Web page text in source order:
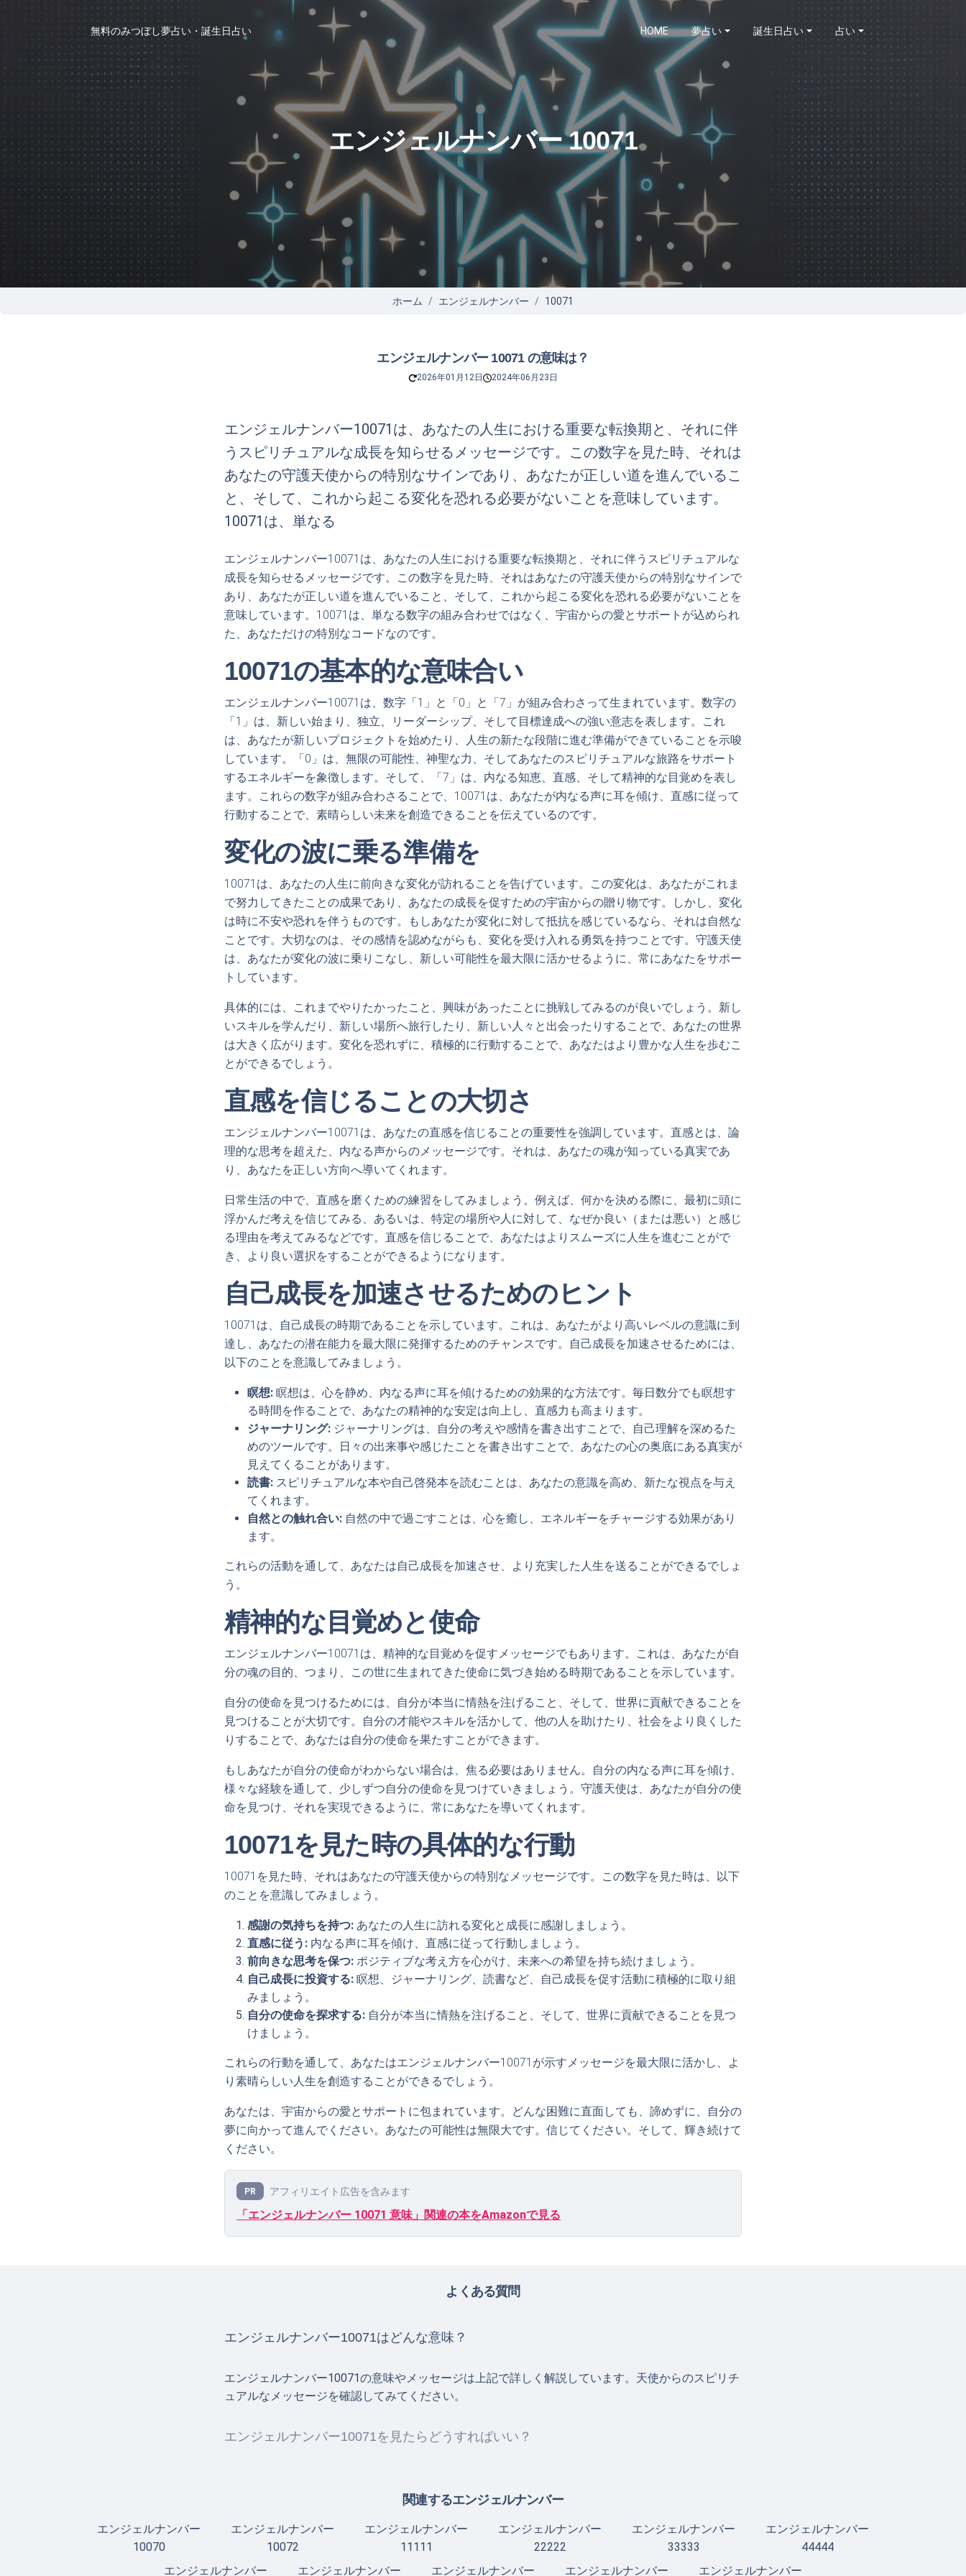
無料のみつぼし夢占い・誕生日占い HOME 夢占い 誕生日占い 占い
エンジェルナンバー 10071
ホーム エンジェルナンバー 10071
エンジェルナンバー 10071 の意味は？
2026年01月12日 2024年06月23日
エンジェルナンバー10071は、あなたの人生における重要な転換期と、それに伴
うスピリチュアルな成長を知らせるメッセージです。この数字を見た時、それは
あなたの守護天使からの特別なサインであり、あなたが正しい道を進んでいるこ
と、そして、これから起こる変化を恐れる必要がないことを意味しています。
10071は、単なる
エンジェルナンバー10071は、あなたの人生における重要な転換期と、それに伴うスピリチュアルな
成長を知らせるメッセージです。この数字を見た時、それはあなたの守護天使からの特別なサインで
あり、あなたが正しい道を進んでいること、そして、これから起こる変化を恐れる必要がないことを
意味しています。10071は、単なる数字の組み合わせではなく、宇宙からの愛とサポートが込められ
た、あなただけの特別なコードなのです。
10071の基本的な意味合い
エンジェルナンバー10071は、数字「1」と「0」と「7」が組み合わさって生まれています。数字の
「1」は、新しい始まり、独立、リーダーシップ、そして目標達成への強い意志を表します。これ
は、あなたが新しいプロジェクトを始めたり、人生の新たな段階に進む準備ができていることを示唆
しています。「0」は、無限の可能性、神聖な力、そしてあなたのスピリチュアルな旅路をサポート
するエネルギーを象徴します。そして、「7」は、内なる知恵、直感、そして精神的な目覚めを表し
ます。これらの数字が組み合わさることで、10071は、あなたが内なる声に耳を傾け、直感に従って
行動することで、素晴らしい未来を創造できることを伝えているのです。
変化の波に乗る準備を
10071は、あなたの人生に前向きな変化が訪れることを告げています。この変化は、あなたがこれま
で努力してきたことの成果であり、あなたの成長を促すための宇宙からの贈り物です。しかし、変化
は時に不安や恐れを伴うものです。もしあなたが変化に対して抵抗を感じているなら、それは自然な
ことです。大切なのは、その感情を認めながらも、変化を受け入れる勇気を持つことです。守護天使
は、あなたが変化の波に乗りこなし、新しい可能性を最大限に活かせるように、常にあなたをサポー
トしています。
具体的には、これまでやりたかったこと、興味があったことに挑戦してみるのが良いでしょう。新し
いスキルを学んだり、新しい場所へ旅行したり、新しい人々と出会ったりすることで、あなたの世界
は大きく広がります。変化を恐れずに、積極的に行動することで、あなたはより豊かな人生を歩むこ
とができるでしょう。
直感を信じることの大切さ
エンジェルナンバー10071は、あなたの直感を信じることの重要性を強調しています。直感とは、論
理的な思考を超えた、内なる声からのメッセージです。それは、あなたの魂が知っている真実であ
り、あなたを正しい方向へ導いてくれます。
日常生活の中で、直感を磨くための練習をしてみましょう。例えば、何かを決める際に、最初に頭に
浮かんだ考えを信じてみる、あるいは、特定の場所や人に対して、なぜか良い（または悪い）と感じ
る理由を考えてみるなどです。直感を信じることで、あなたはよりスムーズに人生を進むことがで
き、より良い選択をすることができるようになります。
自己成長を加速させるためのヒント
10071は、自己成長の時期であることを示しています。これは、あなたがより高いレベルの意識に到
達し、あなたの潜在能力を最大限に発揮するためのチャンスです。自己成長を加速させるためには、
以下のことを意識してみましょう。
瞑想: 瞑想は、心を静め、内なる声に耳を傾けるための効果的な方法です。毎日数分でも瞑想す
る時間を作ることで、あなたの精神的な安定は向上し、直感力も高まります。
ジャーナリング: ジャーナリングは、自分の考えや感情を書き出すことで、自己理解を深めるた
めのツールです。日々の出来事や感じたことを書き出すことで、あなたの心の奥底にある真実が
見えてくることがあります。
読書: スピリチュアルな本や自己啓発本を読むことは、あなたの意識を高め、新たな視点を与え
てくれます。
自然との触れ合い: 自然の中で過ごすことは、心を癒し、エネルギーをチャージする効果があり
ます。
これらの活動を通して、あなたは自己成長を加速させ、より充実した人生を送ることができるでしょ
う。
精神的な目覚めと使命
エンジェルナンバー10071は、精神的な目覚めを促すメッセージでもあります。これは、あなたが自
分の魂の目的、つまり、この世に生まれてきた使命に気づき始める時期であることを示しています。
自分の使命を見つけるためには、自分が本当に情熱を注げること、そして、世界に貢献できることを
見つけることが大切です。自分の才能やスキルを活かして、他の人を助けたり、社会をより良くした
りすることで、あなたは自分の使命を果たすことができます。
もしあなたが自分の使命がわからない場合は、焦る必要はありません。自分の内なる声に耳を傾け、
様々な経験を通して、少しずつ自分の使命を見つけていきましょう。守護天使は、あなたが自分の使
命を見つけ、それを実現できるように、常にあなたを導いてくれます。
10071を見た時の具体的な行動
10071を見た時、それはあなたの守護天使からの特別なメッセージです。この数字を見た時は、以下
のことを意識してみましょう。
感謝の気持ちを持つ: あなたの人生に訪れる変化と成長に感謝しましょう。
直感に従う: 内なる声に耳を傾け、直感に従って行動しましょう。
前向きな思考を保つ: ポジティブな考え方を心がけ、未来への希望を持ち続けましょう。
自己成長に投資する: 瞑想、ジャーナリング、読書など、自己成長を促す活動に積極的に取り組
みましょう。
自分の使命を探求する: 自分が本当に情熱を注げること、そして、世界に貢献できることを見つ
けましょう。
これらの行動を通して、あなたはエンジェルナンバー10071が示すメッセージを最大限に活かし、よ
り素晴らしい人生を創造することができるでしょう。
あなたは、宇宙からの愛とサポートに包まれています。どんな困難に直面しても、諦めずに、自分の
夢に向かって進んでください。あなたの可能性は無限大です。信じてください。そして、輝き続けて
ください。
PR アフィリエイト広告を含みます
「エンジェルナンバー 10071 意味」関連の本をAmazonで見る
よくある質問
エンジェルナンバー10071はどんな意味？
エンジェルナンバー10071の意味やメッセージは上記で詳しく解説しています。天使からのスピリチ
ュアルなメッセージを確認してみてください。
エンジェルナンバー10071を見たらどうすればいい？
関連するエンジェルナンバー
エンジェルナンバー
10070
エンジェルナンバー
10072
エンジェルナンバー
11111
エンジェルナンバー
22222
エンジェルナンバー
33333
エンジェルナンバー
44444
エンジェルナンバー
エンジェルナンバー エンジェルナンバー エンジェルナンバー エンジェルナンバー